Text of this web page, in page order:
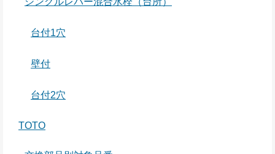
台付1穴
壁付
台付2穴
TOTO